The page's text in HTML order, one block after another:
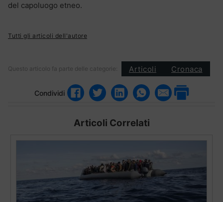
del capoluogo etneo.
Tutti gli articoli dell'autore
Questo articolo fa parte delle categorie: Articoli Cronaca
Condividi
Articoli Correlati